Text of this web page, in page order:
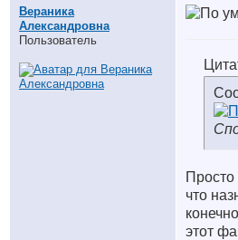
Вераника
Александровна
Пользователь
что
этот